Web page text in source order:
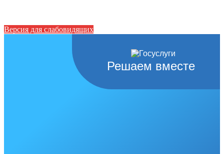
Версия для слабовидящих
Решаем вместе